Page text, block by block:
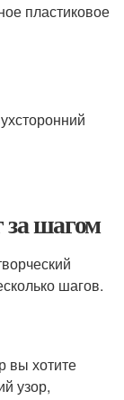
пластиковое
за шагом
шагов.
вы хотите
узор,